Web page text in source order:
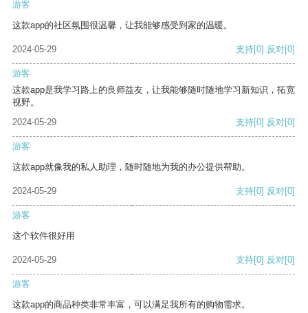
游客
这款app的社区氛围很温馨，让我能够感受到家的温暖。
2024-05-29 支持[0] 反对[0]
游客
这款app是我学习路上的良师益友，让我能够随时随地学习新知识，拓宽
视野。
2024-05-29
支持[0] 反对[0]
游客
这款app就像我的私人助理，随时随地为我的办公提供帮助。
2024-05-29 支持[0] 反对[0]
游客
这个软件很好用
2024-05-29 支持[0] 反对[0]
游客
这款app的商品种类非常丰富，可以满足我所有的购物需求。